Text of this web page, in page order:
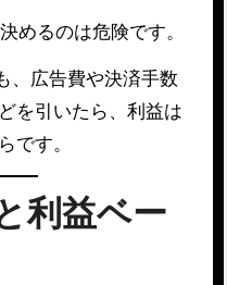
めるのは危険です。
、広告費や決済手数
を引いたら、利益は
です。
利益ベー